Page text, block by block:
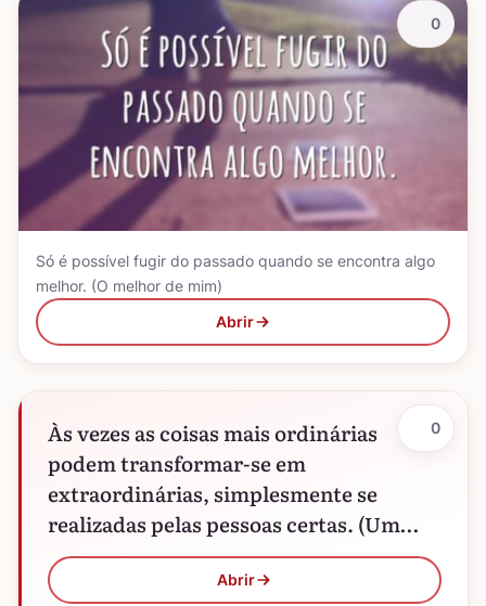
Só é possível fugir do passado quando se encontra algo
melhor. (O melhor de mim)
Abrir
0
Às vezes as coisas mais ordinárias
podem transformar-se em
extraordinárias, simplesmente se
realizadas pelas pessoas certas. (Um
homem de sorte)
Abrir
0